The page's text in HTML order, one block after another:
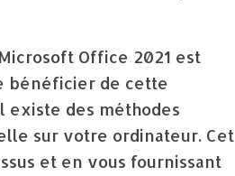
Office 2021 est
bénéficier de cette
existe des méthodes
sur votre ordinateur. Cet
et en vous fournissant